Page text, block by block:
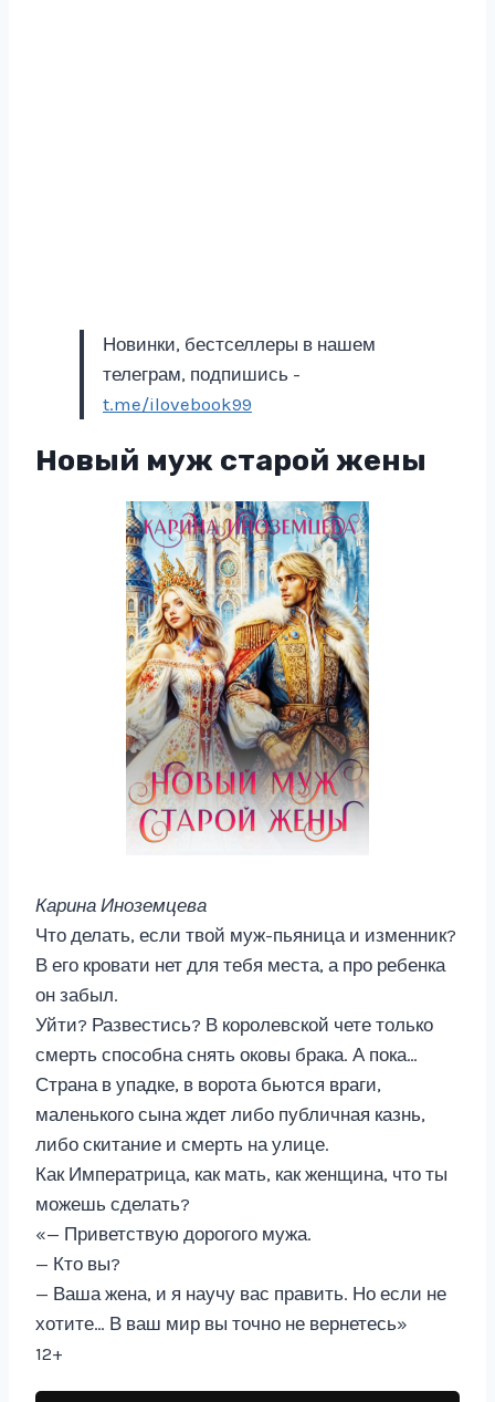
Новинки, бестселлеры в нашем
телеграм, подпишись -
t.me/ilovebook99
Новый муж старой жены
Карина Иноземцева
Что делать, если твой муж-пьяница и изменник?
В его кровати нет для тебя места, а про ребенка
он забыл.
Уйти? Развестись? В королевской чете только
смерть способна снять оковы брака. А пока…
Страна в упадке, в ворота бьются враги,
маленького сына ждет либо публичная казнь,
либо скитание и смерть на улице.
Как Императрица, как мать, как женщина, что ты
можешь сделать?
«— Приветствую дорогого мужа.
— Кто вы?
— Ваша жена, и я научу вас править. Но если не
хотите… В ваш мир вы точно не вернетесь»
12+